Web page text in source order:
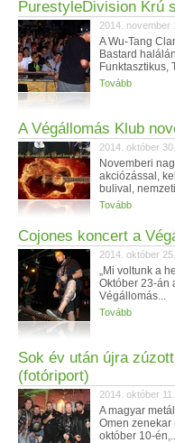
PurestyleDivision Krú
2014. november
A Wu-Tang
Bastard
Funktasztikus,
Tovább
A Végállomás Klub
2014. október
Novemberi
akciózással,
bulival,
Tovább
Cojones koncert a
2014. október
„Mi voltunk a
Október 23-án
Végállomás...
Tovább
Sok év után újra
(fotóriport)
2014. október
A magyar
Omen zenekar
október 10-